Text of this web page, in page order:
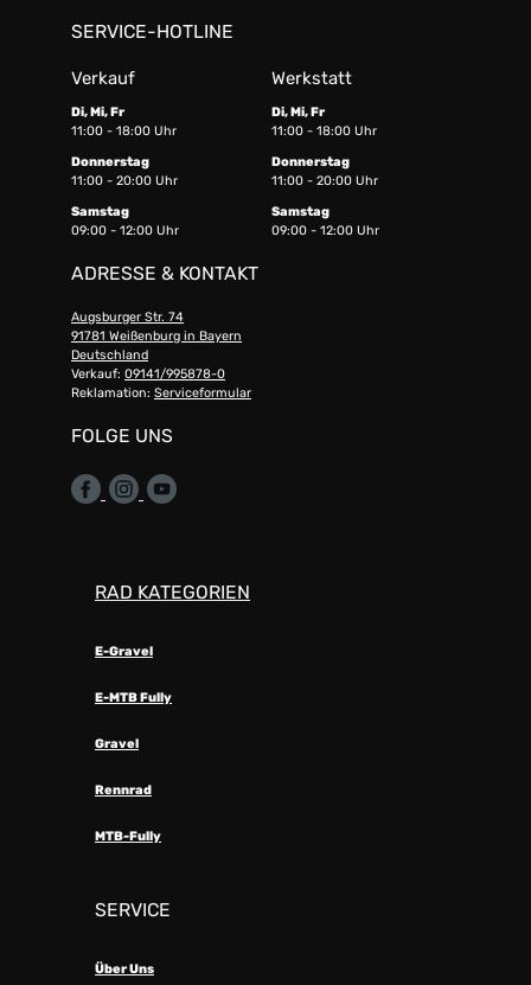
SERVICE-HOTLINE
Verkauf Werkstatt
Di, Mi, Fr
11:00 - 18:00 Uhr
Di, Mi, Fr
11:00 - 18:00 Uhr
Donnerstag
11:00 - 20:00 Uhr
Donnerstag
11:00 - 20:00 Uhr
Samstag
09:00 - 12:00 Uhr
Samstag
09:00 - 12:00 Uhr
ADRESSE & KONTAKT
Augsburger Str. 74
91781 Weißenburg in Bayern
Deutschland
Verkauf: 09141/995878-0
Reklamation: Serviceformular
FOLGE UNS
RAD KATEGORIEN
E-Gravel
E-MTB Fully
Gravel
Rennrad
MTB-Fully
SERVICE
Über Uns